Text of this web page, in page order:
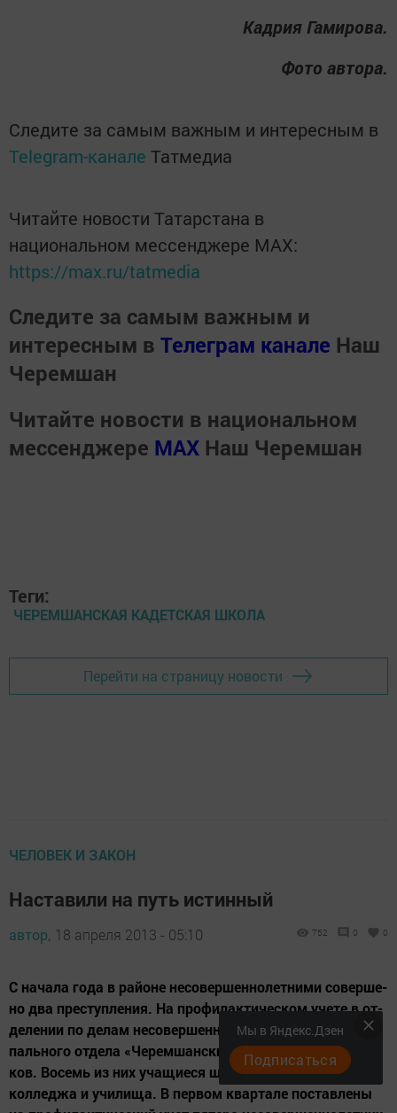
Кад­рия Га­ми­ро­ва.
Фото автора.
Следите за самым важным и интересным в
Telegram-канале Татмедиа
Читайте новости Татарстана в
национальном мессенджере MАХ:
https://max.ru/tatmedia
Следите за самым важным и
интересным в Телеграм канале Наш
Черемшан
Читайте новости в национальном
мессенджере MАХ Наш Черемшан
Теги:
ЧЕРЕМШАНСКАЯ КАДЕТСКАЯ ШКОЛА
Перейти на страницу новости
ЧЕЛОВЕК И ЗАКОН
Наставили на путь истинный
автор, 18 апреля 2013 - 05:10 752 0 0
С начала года в ра­йо­не не­со­вер­шен­но­лет­ни­ми со­вер­ше­
но два прес­туп­ле­ния. На про­фи­лак­ти­чес­ком уче­те в от­
де­ле­нии по де­лам не­со­вер­шен­но­лет­них меж­му­ни­ци­
паль­но­го от­де­ла «Че­рем­шанс­кий» сос­то­ят 12 под­рост­
ков. Во­семь из них уча­щи­е­ся школ, трое - тех­ни­ку­ма,
кол­лед­жа и учи­ли­ща. В пер­вом квар­та­ле пос­тав­ле­ны
Мы в Яндекс.Дзен
Подписаться